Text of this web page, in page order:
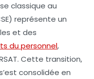
classique au
représente un
et des
du personnel,
Cette transition,
consolidée en